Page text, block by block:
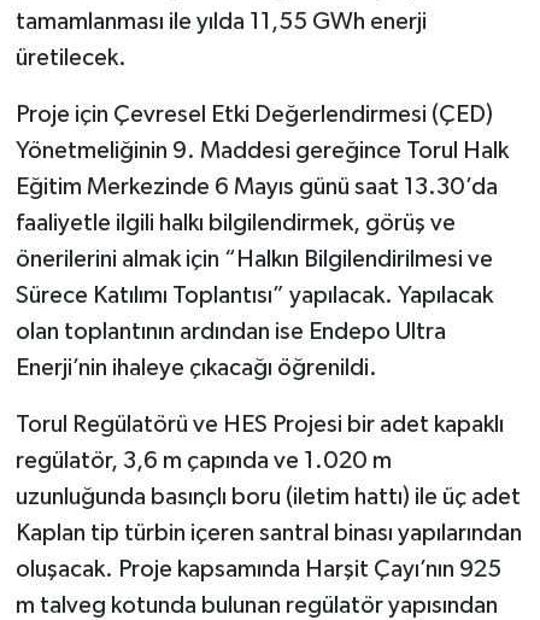
tamamlanması ile yılda 11,55 GWh enerji
üretilecek.
Proje için Çevresel Etki Değerlendirmesi (ÇED)
Yönetmeliğinin 9. Maddesi gereğince Torul Halk
Eğitim Merkezinde 6 Mayıs günü saat 13.30’da
faaliyetle ilgili halkı bilgilendirmek, görüş ve
önerilerini almak için “Halkın Bilgilendirilmesi ve
Sürece Katılımı Toplantısı” yapılacak. Yapılacak
olan toplantının ardından ise Endepo Ultra
Enerji’nin ihaleye çıkacağı öğrenildi.
Torul Regülatörü ve HES Projesi bir adet kapaklı
regülatör, 3,6 m çapında ve 1.020 m
uzunluğunda basınçlı boru (iletim hattı) ile üç adet
Kaplan tip türbin içeren santral binası yapılarından
oluşacak. Proje kapsamında Harşit Çayı’nın 925
m talveg kotunda bulunan regülatör yapısından